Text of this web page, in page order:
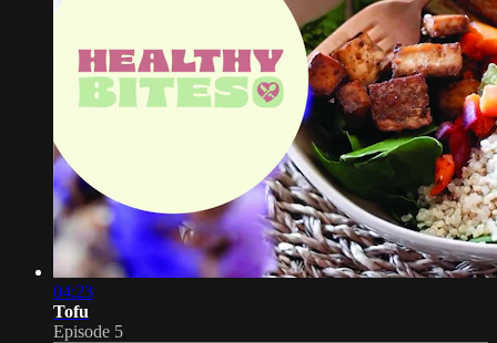
04:23
Tofu
Episode 5